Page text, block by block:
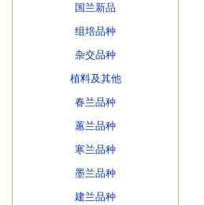
国兰新品
组培品种
杂交品种
植料及其他
春兰品种
蕙兰品种
寒兰品种
墨兰品种
建兰品种